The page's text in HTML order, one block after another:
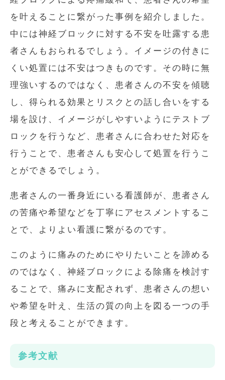
を叶えることに繋がった事例を紹介しました。
中には神経ブロックに対する不安を吐露する患
者さんもおられるでしょう。イメージの付きに
くい処置には不安はつきものです。その時に無
理強いするのではなく、患者さんの不安を傾聴
し、得られる効果とリスクとの話し合いをする
場を設け、イメージがしやすいようにテストブ
ロックを行うなど、患者さんに合わせた対応を
行うことで、患者さんも安心して処置を行うこ
とができるでしょう。
患者さんの一番身近にいる看護師が、患者さん
の苦痛や希望などを丁寧にアセスメントするこ
とで、よりよい看護に繋がるのです。
このように痛みのためにやりたいことを諦める
のではなく、神経ブロックによる除痛を検討す
ることで、痛みに支配されず、患者さんの想い
や希望を叶え、生活の質の向上を図る一つの手
段と考えることができます。
参考文献